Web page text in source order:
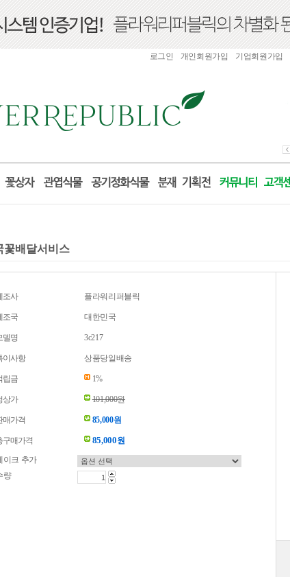
로그인 개인회원가입 기업회원가입
꽃배달서비스
조사 플라워리퍼블릭
조국 대한민국
델명 3c217
이사항 상품당일배송
립금 1%
상가 101,000원
매가격 85,000원
구매가격 85,000원
이크 추가
량